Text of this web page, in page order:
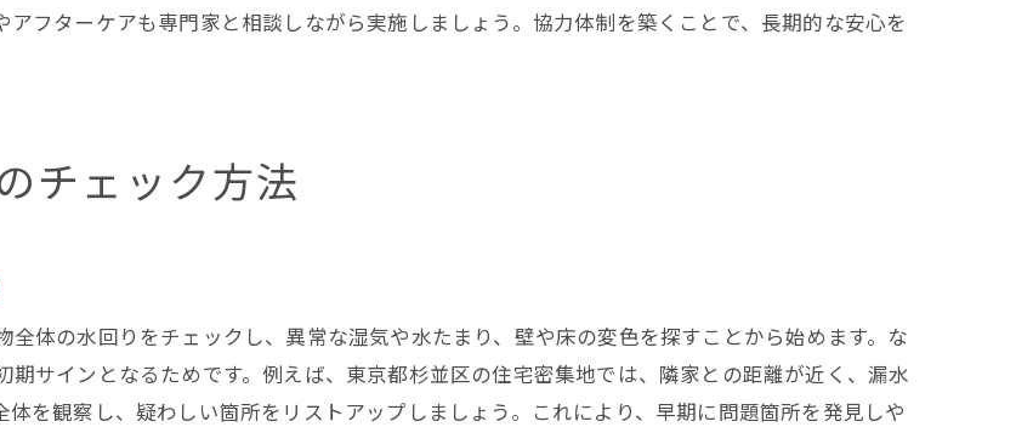
フターケアも専門家と相談しながら実施しましょう。協力体制を築くことで、長期的な安心を
チェック方法
体の水回りをチェックし、異常な湿気や水たまり、壁や床の変色を探すことから始めます。な
サインとなるためです。例えば、東京都杉並区の住宅密集地では、隣家との距離が近く、漏水
を観察し、疑わしい箇所をリストアップしましょう。これにより、早期に問題箇所を発見しや